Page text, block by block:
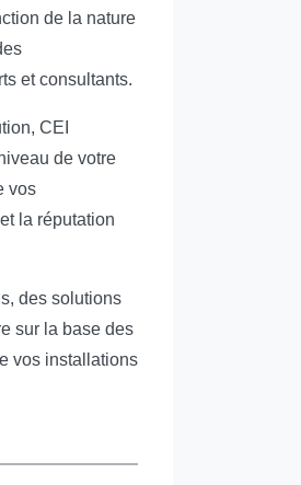
de la nature
et consultants.
CEI
de votre
vos
la réputation
des solutions
sur la base des
vos installations